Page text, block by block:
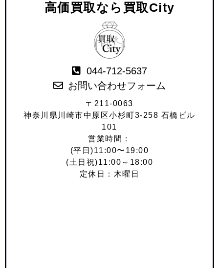
高価買取なら買取City
044-712-5637
お問い合わせフォーム
〒211-0063
神奈川県川崎市中原区小杉町3-258 石橋ビル
101
営業時間：
(平日)11:00〜19:00
(土日祝)11:00～18:00
定休日：木曜日